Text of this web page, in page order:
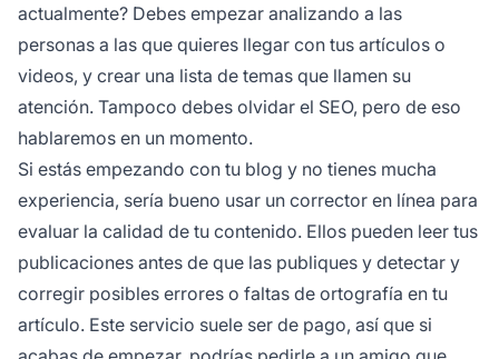
actualmente? Debes empezar analizando a las
personas a las que quieres llegar con tus artículos o
videos, y crear una lista de temas que llamen su
atención. Tampoco debes olvidar el SEO, pero de eso
hablaremos en un momento.
Si estás empezando con tu blog y no tienes mucha
experiencia, sería bueno usar un corrector en línea para
evaluar la calidad de tu contenido. Ellos pueden leer tus
publicaciones antes de que las publiques y detectar y
corregir posibles errores o faltas de ortografía en tu
artículo. Este servicio suele ser de pago, así que si